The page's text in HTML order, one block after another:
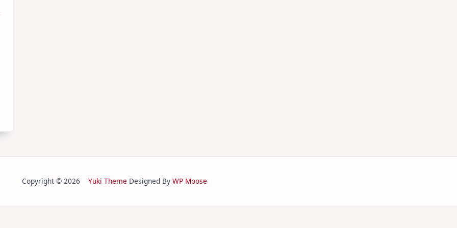
Copyright © 2026 Yuki Theme Designed By WP Moose